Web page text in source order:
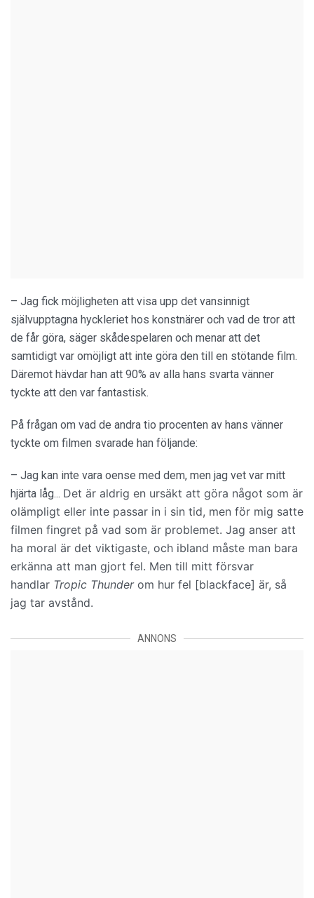
– Jag fick möjligheten att visa upp det vansinnigt
självupptagna hyckleriet hos konstnärer och vad de tror att
de får göra, säger skådespelaren och menar att det
samtidigt var omöjligt att inte göra den till en stötande film.
Däremot hävdar han att 90% av alla hans svarta vänner
tyckte att den var fantastisk.
På frågan om vad de andra tio procenten av hans vänner
tyckte om filmen svarade han följande:
– Jag kan inte vara oense med dem, men jag vet var mitt
hjärta låg... Det är aldrig en ursäkt att göra något som är
olämpligt eller inte passar in i sin tid, men för mig satte
filmen fingret på vad som är problemet. Jag anser att
ha moral är det viktigaste, och ibland måste man bara
erkänna att man gjort fel. Men till mitt försvar
handlar Tropic Thunder om hur fel [blackface] är, så
jag tar avstånd.
ANNONS